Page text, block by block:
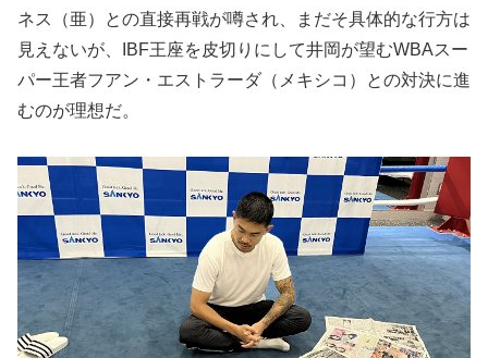
ネス（亜）との直接再戦が噂され、まだそ具体的な行方は
見えないが、IBF王座を皮切りにして井岡が望むWBAスー
パー王者フアン・エストラーダ（メキシコ）との対決に進
むのが理想だ。